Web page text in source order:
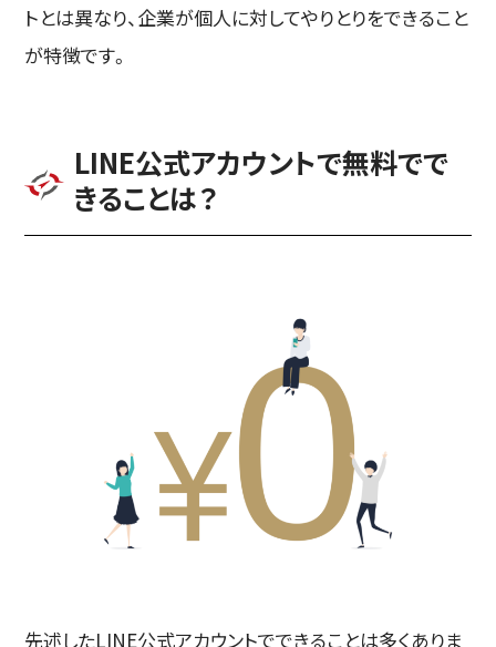
トとは異なり、企業が個人に対してやりとりをできること
が特徴です。
LINE公式アカウントで無料でで
きることは？
先述したLINE公式アカウントでできることは多くありま